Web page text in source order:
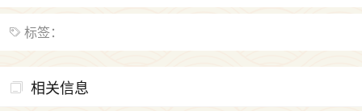
标签：
相关信息